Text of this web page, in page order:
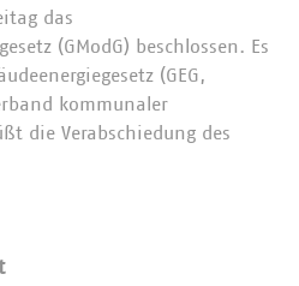
das
(GModG) beschlossen. Es
(GEG,
kommunaler
die Verabschiedung des